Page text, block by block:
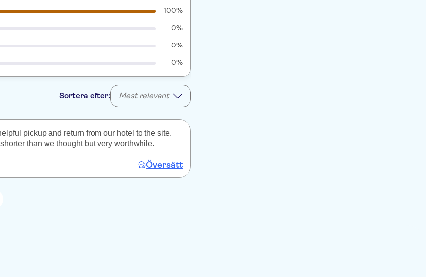
100%
0%
0%
0%
Sortera efter: Mest relevant
pickup and return from our hotel to the site.
than we thought but very worthwhile.
Översätt